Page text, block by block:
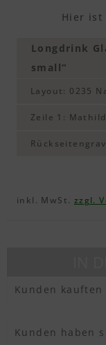
Hier ist
Longdrink
small“
Layout: 0235
Zeile 1 :
inkl. MwSt. zzgl.
Kunden kauften
Kunden haben